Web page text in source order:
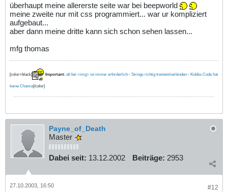
überhaupt meine allererste seite war bei beepworld
meine zweite nur mit css programmiert... war ur kompliziert
aufgebaut...
aber dann meine dritte kann sich schon sehen lassen...
mfg thomas
[color=black] Important: alt bei <img> ist immer erforderlich · Strings richtig trennen/verbinden · Kiddie-Code hat
keine Chance[/color]
Payne_of_Death
Master
Dabei seit: 13.12.2002 Beiträge: 2953
#12
27.10.2003, 16:50